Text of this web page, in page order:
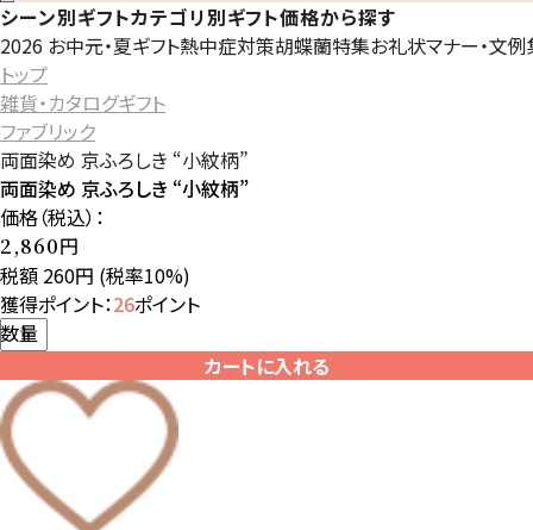
シーン別ギフトカテゴリ別ギフト価格から探す
2026 お中元・夏ギフト熱中症対策胡蝶蘭特集お礼状マナー・文
トップ
雑貨・カタログギフト
ファブリック
両面染め 京ふろしき “小紋柄”
両面染め 京ふろしき “小紋柄”
価格（税込）：
2,860円
税額 260円 (税率10%)
獲得ポイント：26ポイント
数量
カートに入れる